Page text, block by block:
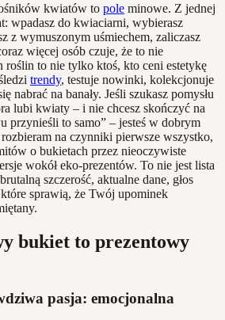
kwiatów to pole minowe. Z jednej
wpadasz do kwiaciarni, wybierasz
z wymuszonym uśmiechem, zaliczasz
więcej osób czuje, że to nie
roślin to nie tylko ktoś, kto ceni estetykę
trendy, testuje nowinki, kolekcjonuje
nabrać na banały. Jeśli szukasz pomysłu
lubi kwiaty – i nie chcesz skończyć na
przynieśli to samo” – jesteś w dobrym
na czynniki pierwsze wszystko,
o bukietach przez nieoczywiste
wokół eko-prezentów. To nie jest lista
szczerość, aktualne dane, głos
sprawią, że Twój upominek
bukiet to prezentowy
pasja: emocjonalna